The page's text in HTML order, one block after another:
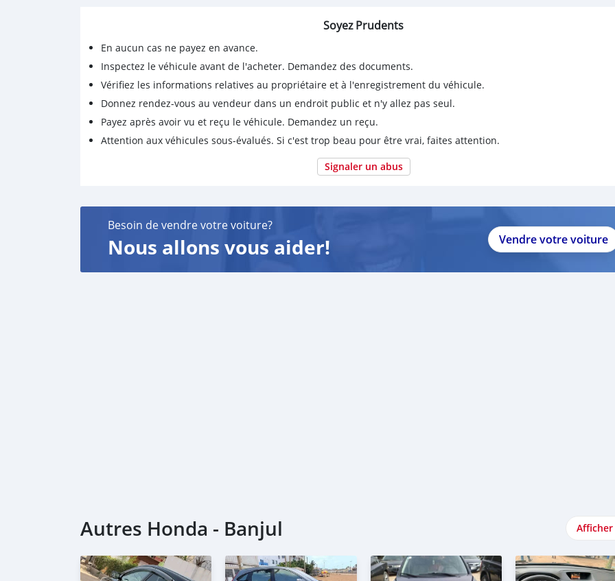
Soyez Prudents
En aucun cas ne payez en avance.
Inspectez le véhicule avant de l'acheter. Demandez des documents.
Vérifiez les informations relatives au propriétaire et à l'enregistrement du véhicule.
Donnez rendez-vous au vendeur dans un endroit public et n'y allez pas seul.
Payez après avoir vu et reçu le véhicule. Demandez un reçu.
Attention aux véhicules sous-évalués. Si c'est trop beau pour être vrai, faites attention.
Signaler un abus
Besoin de vendre votre voiture?
Nous allons vous aider! Vendre votre voiture
Autres Honda - Banjul